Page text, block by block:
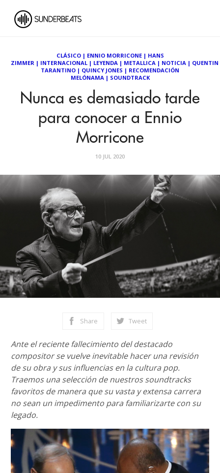
CLÁSICO| ENNIO MORRICONE| HANS
ZIMMER | INTERNACIONAL | LEYENDA | METALLICA | NOTICIA | QUENTIN
TARANTINO | QUINCY JONES | RECOMENDACIÓN
MELÓNAMA| SOUNDTRACK
Nunca es demasiado tarde
para conocer a Ennio
Morricone
10 JUL 2020
Share Tweet
Ante el reciente fallecimiento del destacado
compositor se vuelve inevitable hacer una revisión
de su obra y sus influencias en la cultura pop.
Traemos una selección de nuestros soundtracks
favoritos de manera que su vasta y extensa carrera
no sean un impedimento para familiarizarte con su
legado.